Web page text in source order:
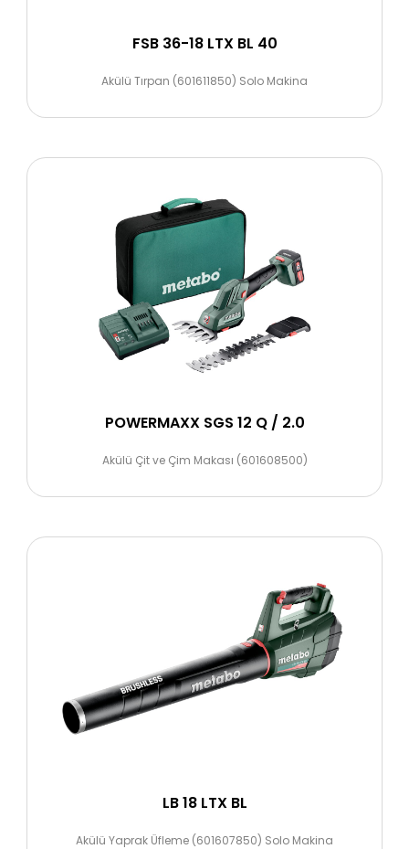
FSB 36-18 LTX BL 40
Akülü Tırpan (601611850) Solo Makina
POWERMAXX SGS 12 Q / 2.0
Akülü Çit ve Çim Makası (601608500)
LB 18 LTX BL
Akülü Yaprak Üfleme (601607850) Solo Makina